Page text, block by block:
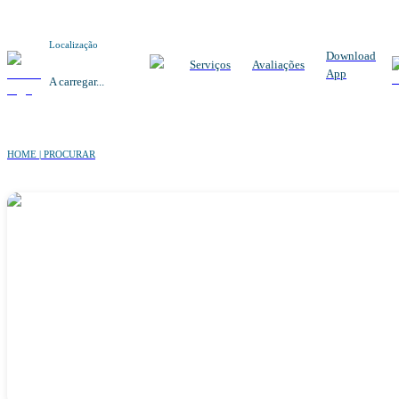
Localização
A carregar...
Serviços Avaliações
Download
App
HOME | PROCURAR